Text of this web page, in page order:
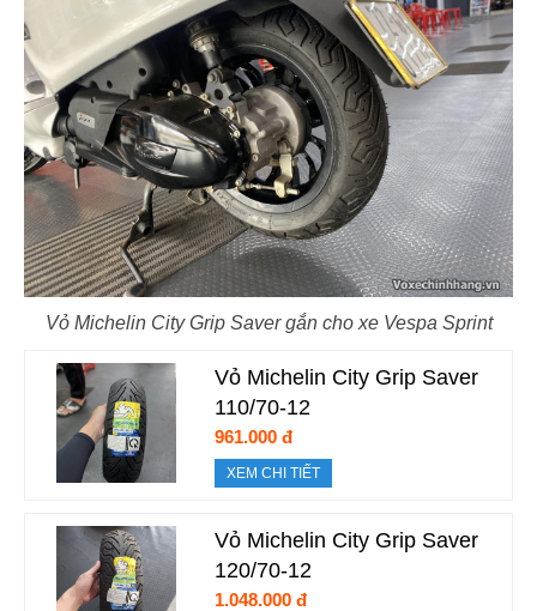
Vỏ Michelin City Grip Saver gắn cho xe Vespa Sprint
Vỏ Michelin City Grip Saver
110/70-12
961.000 đ
XEM CHI TIẾT
Vỏ Michelin City Grip Saver
120/70-12
1.048.000 đ